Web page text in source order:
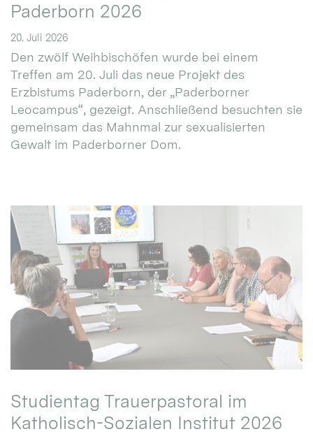
Paderborn 2026
20. Juli 2026
Den zwölf Weihbischöfen wurde bei einem
Treffen am 20. Juli das neue Projekt des
Erzbistums Paderborn, der „Paderborner
Leocampus“, gezeigt. Anschließend besuchten sie
gemeinsam das Mahnmal zur sexualisierten
Gewalt im Paderborner Dom.
Studientag Trauerpastoral im
Katholisch-Sozialen Institut 2026